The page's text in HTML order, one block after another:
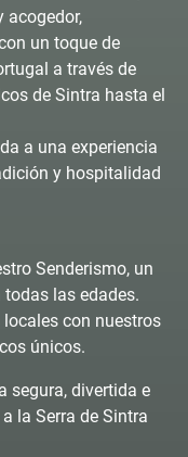
acogedor,
un toque de
a través de
de Sintra hasta el
a una experiencia
y hospitalidad
Senderismo, un
las edades.
locales con nuestros
únicos.
segura, divertida e
la Serra de Sintra